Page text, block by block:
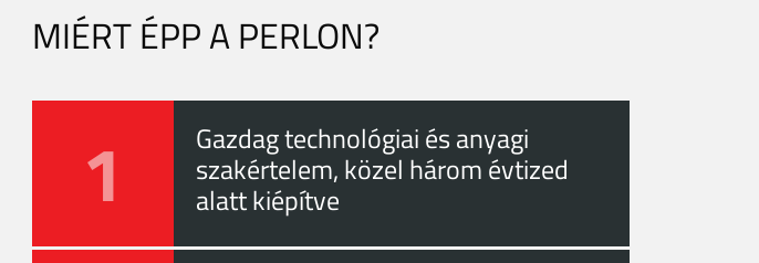
MIÉRT ÉPP A PERLON?
1 Gazdag technológiai és anyagi
szakértelem, közel három évtized
alatt kiépítve